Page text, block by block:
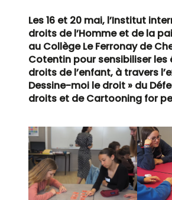
Les 16 et 20 mai, l’Institut
droits de l’Homme et de la
au Collège Le Ferronay de
Cotentin pour sensibiliser les
droits de l’enfant, à travers
Dessine-moi le droit » du
droits et de Cartooning for